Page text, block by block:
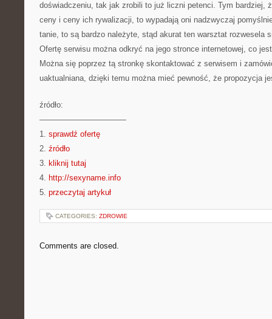
doświadczeniu, tak jak zrobili to już liczni petenci. Tym bardziej,
ceny i ceny ich rywalizacji, to wypadają oni nadzwyczaj
tanie, to są bardzo należyte, stąd akurat ten warsztat rozwesela
Ofertę serwisu można odkryć na jego stronce internetowej, co
Można się poprzez tą stronkę skontaktować z serwisem i
uaktualniana, dzięki temu można mieć pewność, że propozycja
źródło:
———————————
1. sprawdź ofertę
2. źródło
3. kliknij tutaj
4. http://sexyname.info
5. przeczytaj artykuł
CATEGORIES: ZDROWIE
Comments are closed.